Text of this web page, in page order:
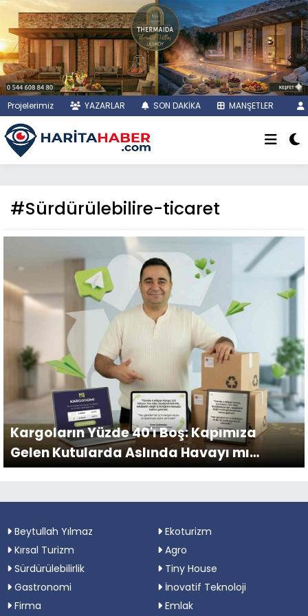
Projelerimiz YAZARLAR SON DAKİKA MANŞETLER
#Sürdürülebilire-ticaret
Kargoların Yüzde 40'ı Boş: Kapımıza
Gelen Kutularda Aslında Havayı mı
Taşıyoruz?
Beytullah Yılmaz
Ekoturizm
Kırsal Turizm
Agro
Sürdürülebilirlik
Tiny House
Gastronomi
İnovatif Teknoloji
Firma
Emlak